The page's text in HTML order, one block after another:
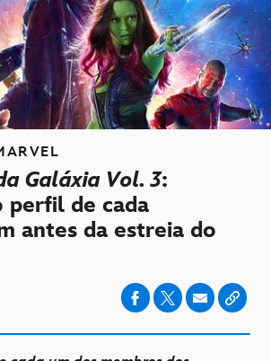
Galáxia Vol. 3:
perfil de cada
antes da estreia do